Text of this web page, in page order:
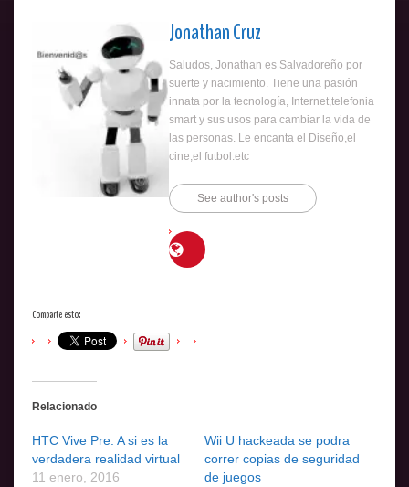
Jonathan Cruz
Saludos, Jonathan es Salvadoreño por
suerte y nacimiento. Tiene una pasión
innata por la tecnología, Internet,telefonia
smart y sus usos para cambiar la vida de
las personas. Le encanta el Diseño,el
cine,el futbol.etc
See author's posts
Comparte esto:
Relacionado
HTC Vive Pre: A si es la
verdadera realidad virtual
11 enero, 2016
Wii U hackeada se podra
correr copias de seguridad
de juegos